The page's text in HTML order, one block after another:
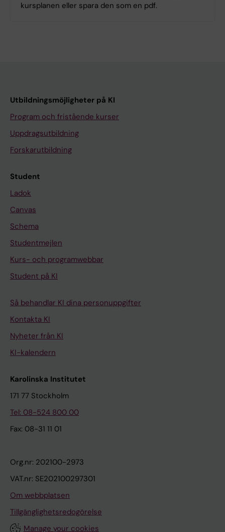
kursplanen eller spara den som en pdf.
Utbildningsmöjligheter på KI
Program och fristående kurser
Uppdragsutbildning
Forskarutbildning
Student
Ladok
Canvas
Schema
Studentmejlen
Kurs- och programwebbar
Student på KI
Så behandlar KI dina personuppgifter
Kontakta KI
Nyheter från KI
KI-kalendern
Karolinska Institutet
171 77 Stockholm
Tel: 08-524 800 00
Fax: 08-31 11 01
Org.nr: 202100-2973
VAT.nr: SE202100297301
Om webbplatsen
Tillgänglighetsredogörelse
Manage your cookies